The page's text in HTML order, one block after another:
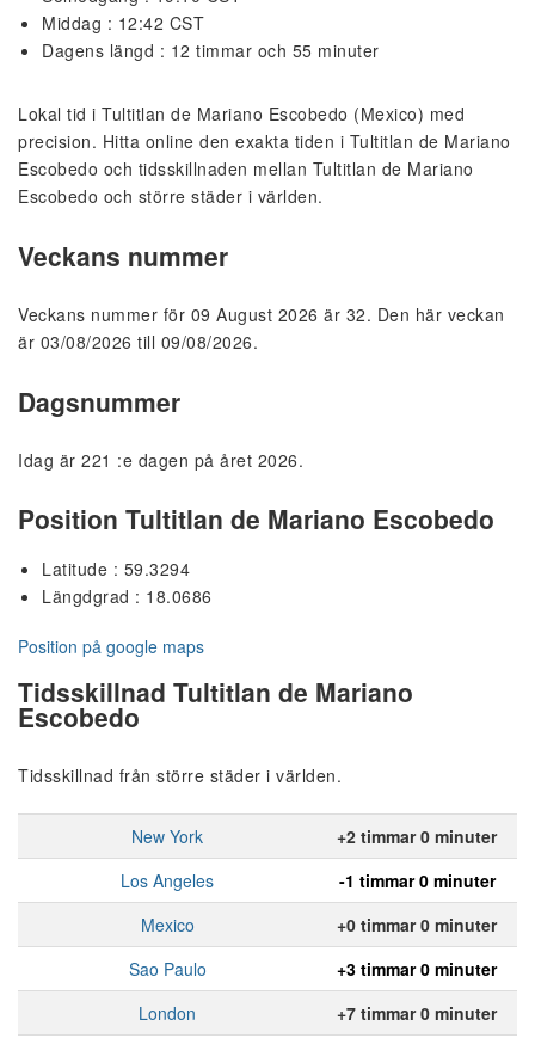
Middag : 12:42 CST
Dagens längd : 12 timmar och 55 minuter
Lokal tid i Tultitlan de Mariano Escobedo (Mexico) med
precision. Hitta online den exakta tiden i Tultitlan de Mariano
Escobedo och tidsskillnaden mellan Tultitlan de Mariano
Escobedo och större städer i världen.
Veckans nummer
Veckans nummer för 09 August 2026 är 32. Den här veckan
är 03/08/2026 till 09/08/2026.
Dagsnummer
Idag är 221 :e dagen på året 2026.
Position Tultitlan de Mariano Escobedo
Latitude : 59.3294
Längdgrad : 18.0686
Position på google maps
Tidsskillnad Tultitlan de Mariano
Escobedo
Tidsskillnad från större städer i världen.
New York
+2 timmar 0 minuter
Los Angeles
-1 timmar 0 minuter
Mexico
+0 timmar 0 minuter
Sao Paulo
+3 timmar 0 minuter
London
+7 timmar 0 minuter